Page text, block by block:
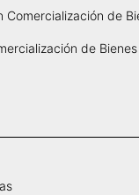
Comercialización de
de